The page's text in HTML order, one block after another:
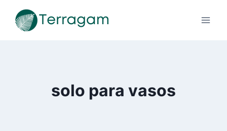
para
solo para vasos